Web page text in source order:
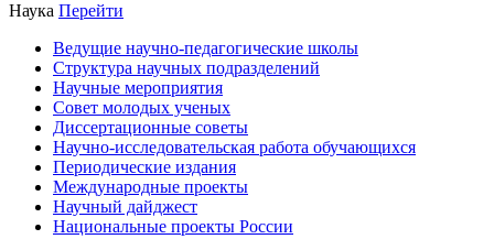
Наука Перейти
Ведущие научно-педагогические школы
Структура научных подразделений
Научные мероприятия
Совет молодых ученых
Диссертационные советы
Научно-исследовательская работа обучающихся
Периодические издания
Международные проекты
Научный дайджест
Национальные проекты России